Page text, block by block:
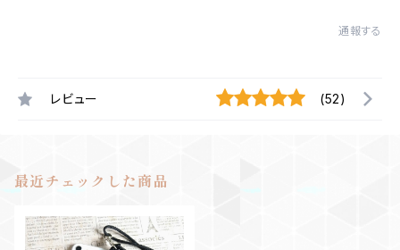
通報する
レビュー (52)
最近チェックした商品